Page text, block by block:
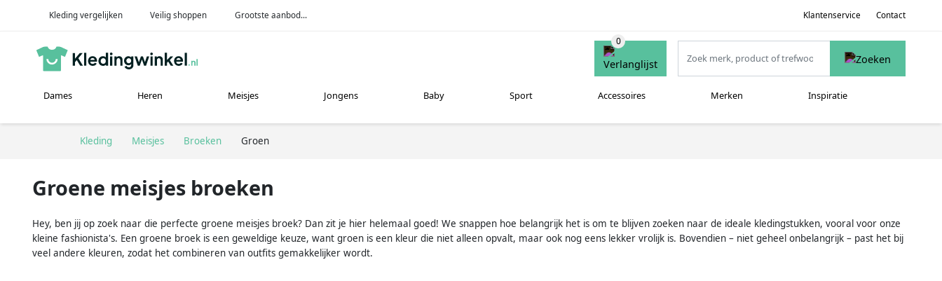
Kleding vergelijken Veilig shoppen Grootste aanbod... Klantenservice Contact
Dames Heren Meisjes Jongens Baby Sport Accessoires Merken Inspiratie
Kleding Meisjes Broeken Groen
Groene meisjes broeken
Hey, ben jij op zoek naar die perfecte groene meisjes broek? Dan zit je hier helemaal goed! We snappen hoe belangrijk het is om te blijven zoeken naar de ideale kledingstukken, vooral voor onze
kleine fashionista's. Een groene broek is een geweldige keuze, want groen is een kleur die niet alleen opvalt, maar ook nog eens lekker vrolijk is. Bovendien – niet geheel onbelangrijk – past het bij
veel andere kleuren, zodat het combineren van outfits gemakkelijker wordt.